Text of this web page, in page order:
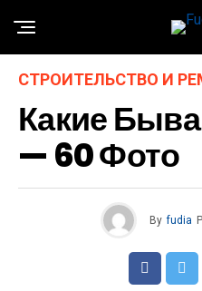
СТРОИТЕЛЬСТВО И
Какие
— 60 Фото
By fudia